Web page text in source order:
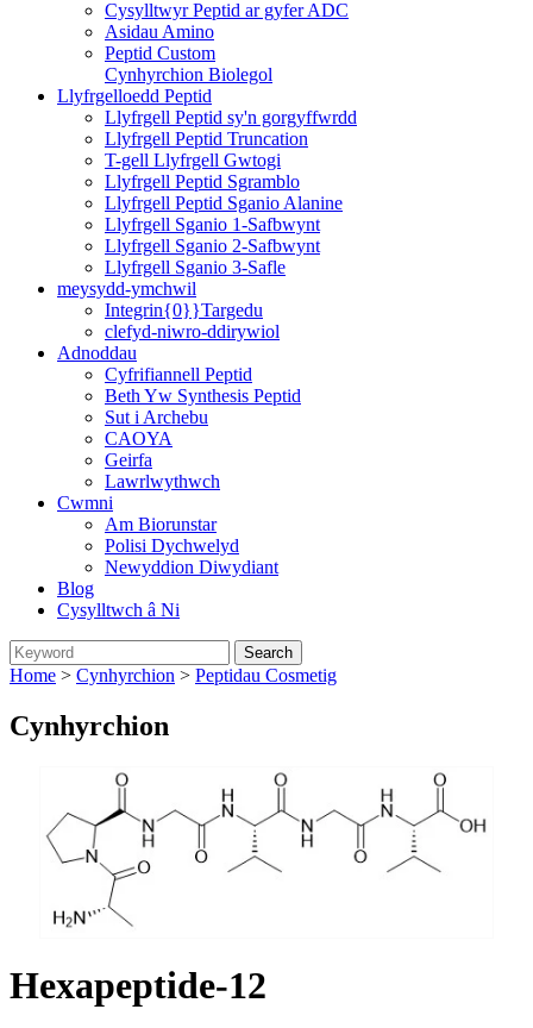
Cysylltwyr Peptid ar gyfer ADC
Asidau Amino
Peptid Custom
Cynhyrchion Biolegol
Llyfrgelloedd Peptid
Llyfrgell Peptid sy'n gorgyffwrdd
Llyfrgell Peptid Truncation
T-gell Llyfrgell Gwtogi
Llyfrgell Peptid Sgramblo
Llyfrgell Peptid Sganio Alanine
Llyfrgell Sganio 1-Safbwynt
Llyfrgell Sganio 2-Safbwynt
Llyfrgell Sganio 3-Safle
meysydd-ymchwil
Integrin{0}}Targedu
clefyd-niwro-ddirywiol
Adnoddau
Cyfrifiannell Peptid
Beth Yw Synthesis Peptid
Sut i Archebu
CAOYA
Geirfa
Lawrlwythwch
Cwmni
Am Biorunstar
Polisi Dychwelyd
Newyddion Diwydiant
Blog
Cysylltwch â Ni
Home > Cynhyrchion > Peptidau Cosmetig
Cynhyrchion
Hexapeptide-12